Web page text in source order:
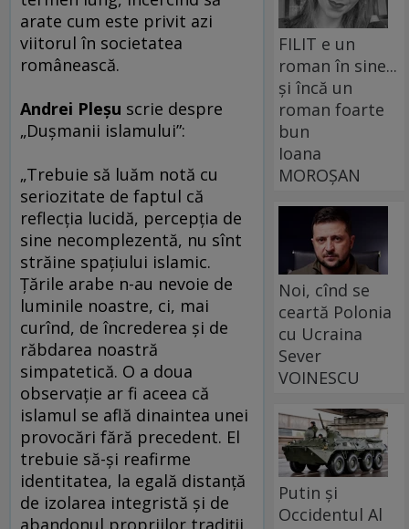
arate cum este privit azi
viitorul în societatea
românească.
Andrei Pleşu scrie despre
„Duşmanii islamului”:
„Trebuie să luăm notă cu
seriozitate de faptul că
reflecţia lucidă, percepţia de
sine necomplezentă, nu sînt
străine spaţiului islamic.
Ţările arabe n-au nevoie de
luminile noastre, ci, mai
curînd, de încrederea şi de
răbdarea noastră
simpatetică. O a doua
observaţie ar fi aceea că
islamul se află dinaintea unei
provocări fără precedent. El
trebuie să-şi reafirme
identitatea, la egală distanţă
de izolarea integristă şi de
FILIT e un
roman în sine...
și încă un
roman foarte
bun
Ioana
MOROȘAN
Noi, cînd se
ceartă Polonia
cu Ucraina
Sever
VOINESCU
Putin și
Occidentul Al